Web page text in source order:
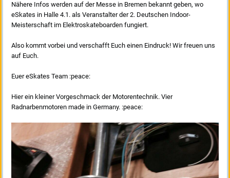
Nähere Infos werden auf der Messe in Bremen bekannt geben, wo
eSkates in Halle 4.1. als Veranstalter der 2. Deutschen Indoor-
Meisterschaft im Elektroskateboarden fungiert.
Also kommt vorbei und verschafft Euch einen Eindruck! Wir freuen uns
auf Euch.
Euer eSkates Team :peace:
Hier ein kleiner Vorgeschmack der Motorentechnik. Vier
Radnarbenmotoren made in Germany. :peace: